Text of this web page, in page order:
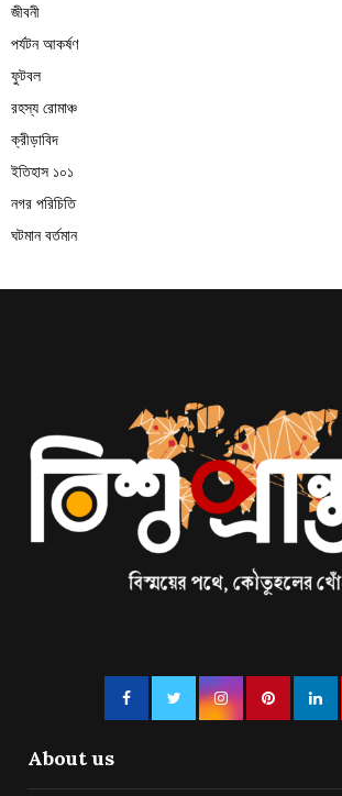
জীবনী
পর্যটন আকর্ষণ
ফুটবল
রহস্য রোমাঞ্চ
ক্রীড়াবিদ
ইতিহাস ১০১
নগর পরিচিতি
ঘটমান বর্তমান
About us